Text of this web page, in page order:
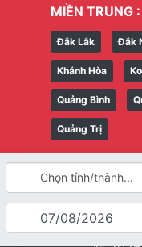
Chọn tỉnh/thành...
MIỀN TRUNG :
Đắk Lắk Đắk
Khánh Hòa
Quảng Bình
Quảng Trị